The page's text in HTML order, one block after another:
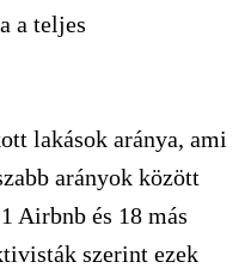
a teljes
lakások aránya, ami
arányok között
Airbnb és 18 más
szerint ezek